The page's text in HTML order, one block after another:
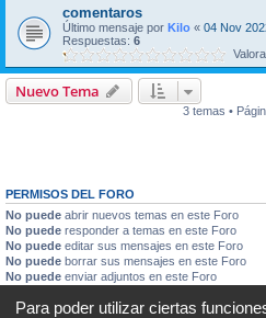
comentaros
Último mensaje por Kilo « 04 Nov
Respuestas: 6
Nuevo Tema
3 temas •
PERMISOS DEL FORO
No puede abrir nuevos temas en este Foro
No puede responder a temas en este Foro
No puede editar sus mensajes en este Foro
No puede borrar sus mensajes en este Foro
No puede enviar adjuntos en este Foro
Portal Foro
Para poder utilizar ciertas